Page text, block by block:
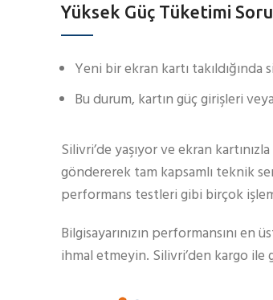
Yüksek Güç Tüketimi
Yeni bir ekran kartı takıldığında
Bu durum, kartın güç girişleri
Silivri’de yaşıyor ve ekran
göndererek tam kapsamlı teknik
performans testleri gibi birçok
Bilgisayarınızın performansını en
ihmal etmeyin. Silivri’den kargo ile